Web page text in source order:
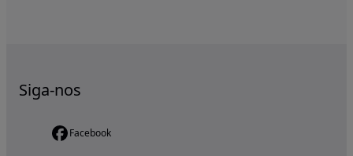
Siga-nos
Facebook